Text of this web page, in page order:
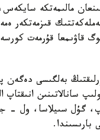
مالىمەتكە
قاۋىمعا قۇرمەت
بەلگىسى
سانالاتىنىن
گۇل سىيلاسا، ول